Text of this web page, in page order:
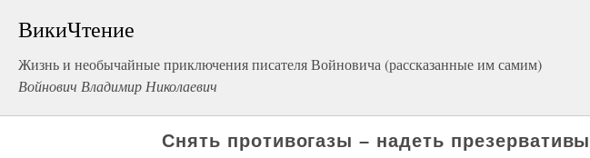
ВикиЧтение
Жизнь и необычайные приключения писателя Войновича (рассказанные им самим)
Войнович Владимир Николаевич
Снять противогазы – надеть презервативы